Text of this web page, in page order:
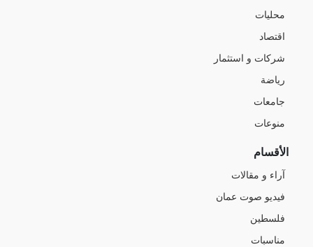
محليات
اقتصاد
شركات و استثمار
رياضة
جامعات
منوعات
الأقسام
آراء و مقالات
فيديو صوت عمان
فلسطين
مناسبات